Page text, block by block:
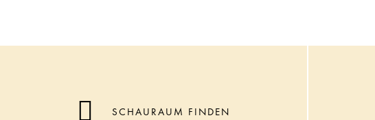
SCHAURAUM FINDEN